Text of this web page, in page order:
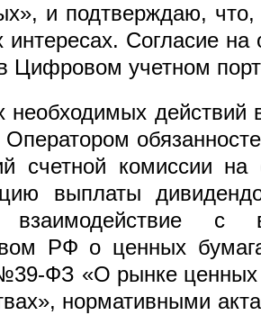
и подтверждаю, что,
Согласие
Цифровом учетном
необходимых
счетной комиссии
выплаты
с
РФ о ценных
ФЗ «О рынке ценных
нормативными